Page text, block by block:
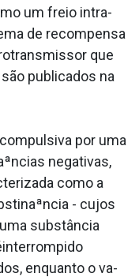
um freio intra­
de recompensa
que
publicados na
por uma
negativas,
como a
- cujos
substância
enquanto o va­